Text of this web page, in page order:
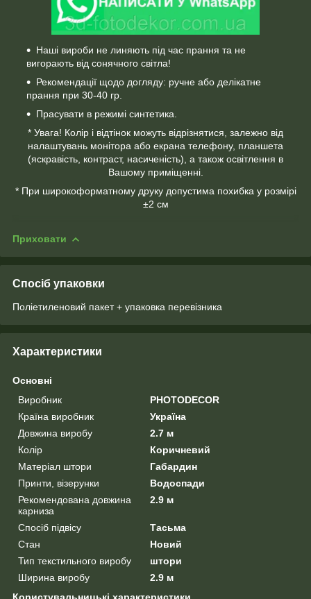
Наші вироби не линяють під час прання та не
вигорають від сонячного світла!
Рекомендації щодо догляду: ручне або делікатне
прання при 30-40 гр.
Прасувати в режимі синтетика.
* Увага! Колір і відтінок можуть відрізнятися, залежно від
налаштувань монітора або екрана телефону, планшета
(яскравість, контраст, насиченість), а також освітлення в
Вашому приміщенні.
* При широкоформатному друку допустима похибка у розмірі
±2 см
Приховати
Спосіб упаковки
Поліетиленовий пакет + упаковка перевізника
Характеристики
Основні
Виробник
PHOTODECOR
Країна виробник
Україна
Довжина виробу
2.7 м
Колір
Коричневий
Матеріал штори
Габардин
Принти, візерунки
Водоспади
Рекомендована довжина
карниза
2.9 м
Спосіб підвісу
Тасьма
Стан
Новий
Тип текстильного виробу
штори
Ширина виробу
2.9 м